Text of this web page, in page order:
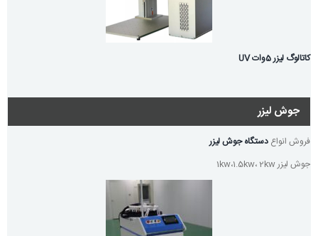
کاتالوگ لیزر 5وات UV
جوش لیزر
فروش انواع دستگاه جوش لیزر
جوش لیزر 1kw،1.5kw، 2kw